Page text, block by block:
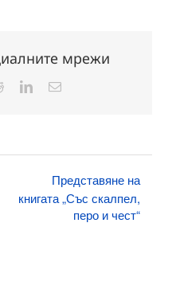
мрежи
RedditLinkedInЕлектронна
Представяне на
книгата „Със скалпел,
перо и чест“